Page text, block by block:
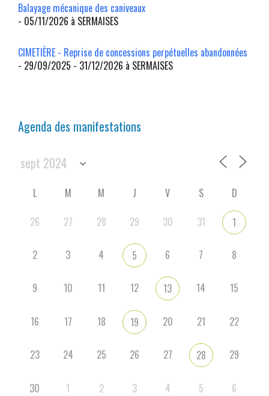
Balayage mécanique des caniveaux
- 05/11/2026 à SERMAISES
CIMETIÈRE - Reprise de concessions perpétuelles abandonnées
- 29/09/2025 - 31/12/2026 à SERMAISES
Agenda des manifestations
L M M J V S
D
26
27 28 29 30 31 1
2 3 4 5 6 7 8
9 10 11 12 13 14 15
16 17 18 19 20 21 22
23 24 25 26 27 28 29
30 1 2 3 4 5 6